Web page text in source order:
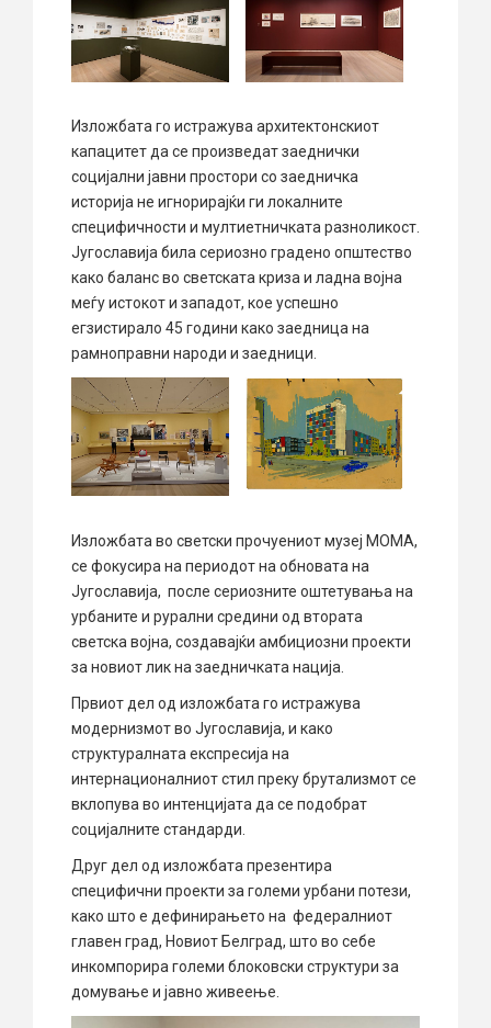
Изложбата го истражува архитектонскиот
капацитет да се произведат заеднички
социјални јавни простори со заедничка
историја не игнорирајќи ги локалните
специфичности и мултиетничката разноликост.
Југославија била сериозно градено општество
како баланс во светската криза и ладна војна
меѓу истокот и западот, кое успешно
егзистирало 45 години како заедница на
рамноправни народи и заедници.
Изложбата во светски прочуениот музеј МОМА,
се фокусира на периодот на обновата на
Југославија, после сериозните оштетувања на
урбаните и рурални средини од втората
светска војна, создавајќи амбициозни проекти
за новиот лик на заедничката нација.
Првиот дел од изложбата го истражува
модернизмот во Југославија, и како
структуралната експресија на
интернационалниот стил преку брутализмот се
вклопува во интенцијата да се подобрат
социјалните стандарди.
Друг дел од изложбата презентира
специфични проекти за големи урбани потези,
како што е дефинирањето на федералниот
главен град, Новиот Белград, што во себе
инкомпорира големи блоковски структури за
домување и јавно живеење.